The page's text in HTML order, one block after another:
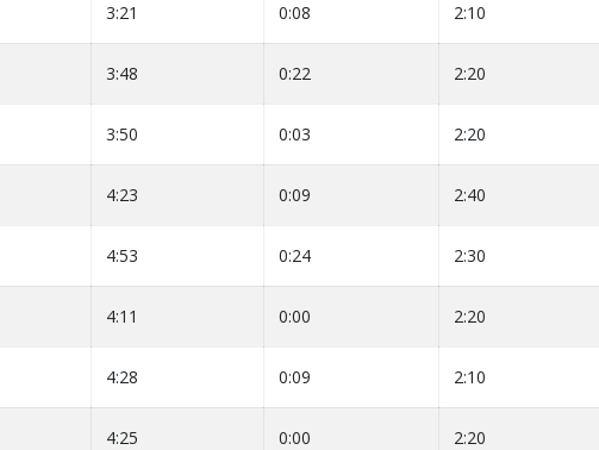
3:21 0:08 2:10
3:48 0:22 2:20
3:50 0:03 2:20
4:23 0:09 2:40
4:53 0:24 2:30
4:11 0:00 2:20
4:28 0:09 2:10
4:25 0:00 2:20